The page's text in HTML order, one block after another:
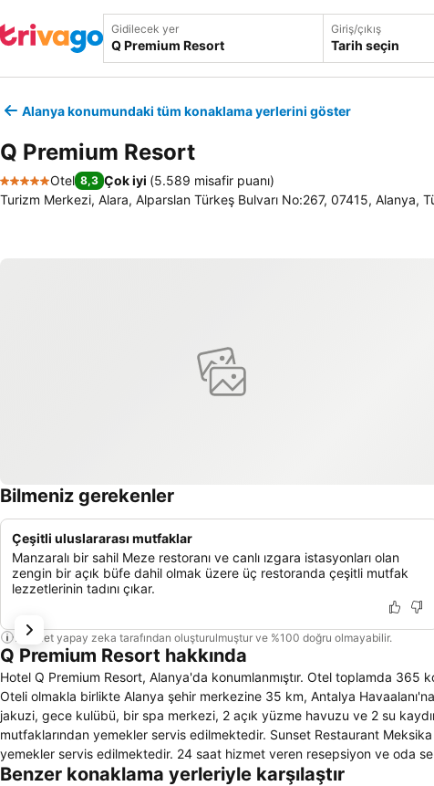
Gidilecek yer Giriş/çıkış
Tarih seçin
Alanya konumundaki tüm konaklama yerlerini göster
Q Premium Resort
5 Yıldız
Otel 8,3 Çok iyi (5.589 misafir puanı)
Turizm Merkezi, Alara, Alparslan Türkeş Bulvarı No:267, 07415, Alanya,
Bilmeniz gerekenler
Çeşitli uluslararası mutfaklar
Manzaralı bir sahil Meze restoranı ve canlı ızgara istasyonları olan
zengin bir açık büfe dahil olmak üzere üç restoranda çeşitli mutfak
lezzetlerinin tadını çıkar.
Bu özet yapay zeka tarafından oluşturulmuştur ve %100 doğru olmayabilir.
Q Premium Resort hakkında
Hotel Q Premium Resort, Alanya'da konumlanmıştır. Otel toplamda 365
Oteli olmakla birlikte Alanya şehir merkezine 35 km, Antalya
jakuzi, gece kulübü, bir spa merkezi, 2 açık yüzme havuzu ve 2 su
mutfaklarından yemekler servis edilmektedir. Sunset Restaurant
yemekler servis edilmektedir. 24 saat hizmet veren resepsiyon ve oda
üzerine çamaşırhane servisi devamlı konukların hizmetindedir. Otelin
Benzer konaklama yerleriyle karşılaştır